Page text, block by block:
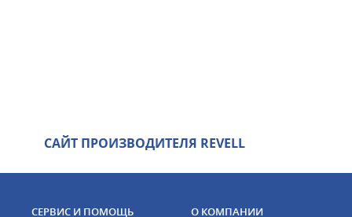
САЙТ ПРОИЗВОДИТЕЛЯ REVELL
СЕРВИС И ПОМОЩЬ О КОМПАНИИ